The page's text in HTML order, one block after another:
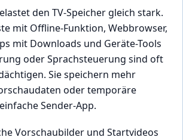
den TV-Speicher gleich stark.
mit Offline-Funktion, Webbrowser,
mit Downloads und Geräte-Tools
oder Sprachsteuerung sind oft
Sie speichern mehr
oder temporäre
Sender-App.
Vorschaubilder und Startvideos